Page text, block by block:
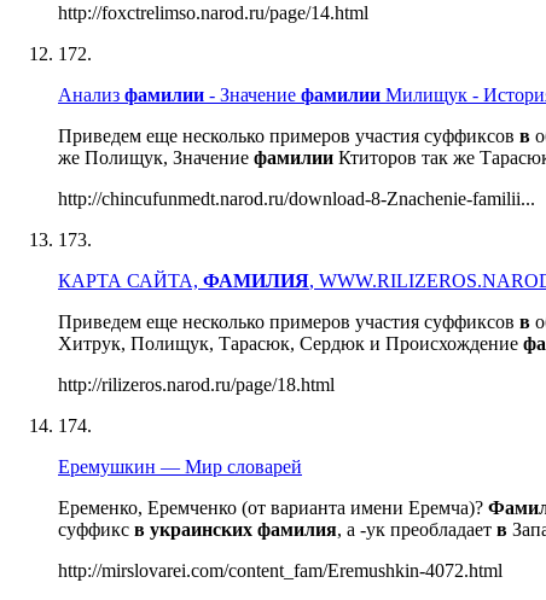
http://foxctrelimso.narod.ru/page/14.html
172.
Анализ фамилии - Значение фамилии Милищук -
Приведем еще несколько примеров участия суффиксов в
же Полищук, Значение фамилии Ктиторов так же
http://chincufunmedt.narod.ru/download-8-Znachenie-familii...
173.
КАРТА САЙТА, ФАМИЛИЯ,
Приведем еще несколько примеров участия суффиксов в
Хитрук, Полищук, Тарасюк, Сердюк и Происхождение
http://rilizeros.narod.ru/page/18.html
174.
Еремушкин — Мир словарей
Еременко, Еремченко (от варианта имени Еремча)?
суффикс в украинских фамилия, а -ук преобладает в
http://mirslovarei.com/content_fam/Eremushkin-4072.html